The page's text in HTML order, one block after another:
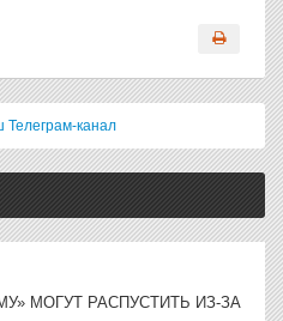
Телеграм-канал
МОГУТ РАСПУСТИТЬ ИЗ-ЗА